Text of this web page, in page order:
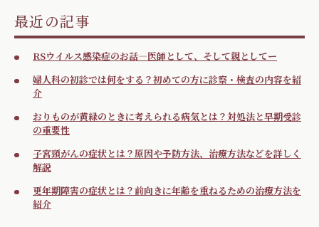
最近の記事
RSウイルス感染症のお話―医師として、そして親としてー
婦人科の初診では何をする？初めての方に診察・検査の内容を紹
介
おりものが黄緑のときに考えられる病気とは？対処法と早期受診
の重要性
子宮頸がんの症状とは？原因や予防方法、治療方法などを詳しく
解説
更年期障害の症状とは？前向きに年齢を重ねるための治療方法を
紹介